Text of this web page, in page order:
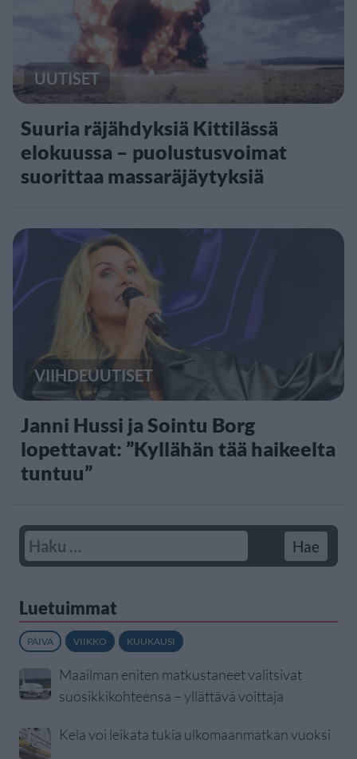
UUTISET
Suuria räjähdyksiä Kittilässä
elokuussa – puolustusvoimat
suorittaa massaräjäytyksiä
VIIHDEUUTISET
Janni Hussi ja Sointu Borg
lopettavat: ”Kyllähän tää haikeelta
tuntuu”
Luetuimmat
PÄIVÄ VIIKKO KUUKAUSI
Maailman eniten matkustaneet valitsivat
suosikkikohteensa – yllättävä voittaja
Kela voi leikata tukia ulkomaanmatkan vuoksi